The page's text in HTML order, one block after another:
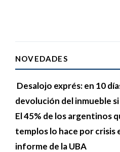
NOVEDADES
Desalojo exprés: en 10
devolución del inmueble
El 45% de los argentinos
templos lo hace por crisis
informe de la UBA